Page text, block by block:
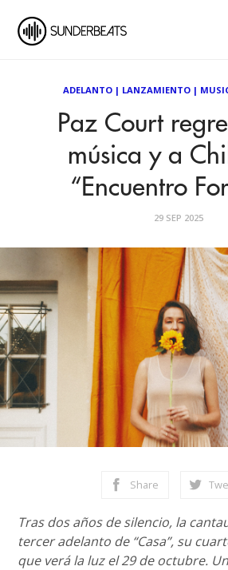
ADELANTO| LANZAMIENTO|
Paz Court
música y a
“Encuentro
29 SEP 2025
Share
Tras dos años de silencio, la
tercer adelanto de “Casa”, su
que verá la luz el 29 de octubre.